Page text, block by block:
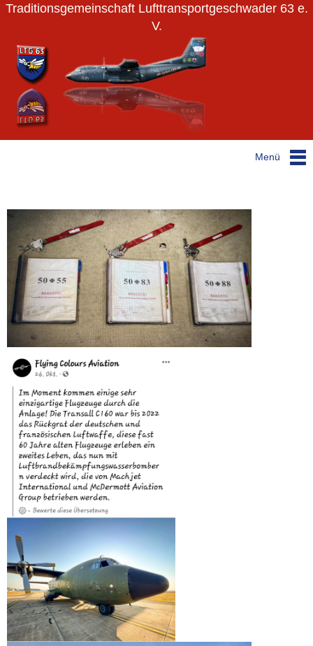
Traditionsgemeinschaft Lufttransportgeschwader 63 e.
V.
Menü